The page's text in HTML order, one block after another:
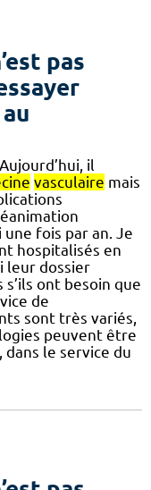
pas
il
vasculaire mais
fois par an. Je
hospitalisés en
leur dossier
ont besoin que
de
sont très variés,
peuvent être
dans le service du